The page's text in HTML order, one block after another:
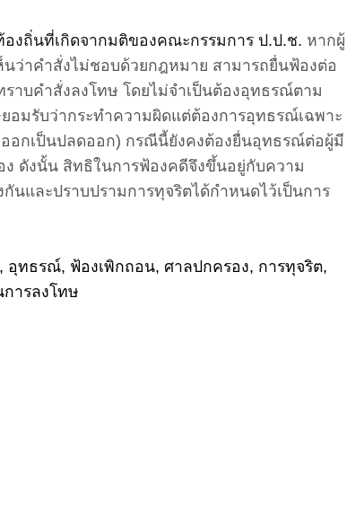
งถิ่นที่เกิดจากมติของคณะกรรมการ ป.ป.ช. หากผู้
ว่าคำสั่งไม่ชอบด้วยกฎหมาย สามารถยื่นฟ้องต่อ
าบคำสั่งลงโทษ โดยไม่จำเป็นต้องอุทธรณ์ตาม
อมรับว่ากระทำความผิดแต่ต้องการอุทธรณ์เฉพาะ
อกเป็นปลดออก) กรณีนี้ยังคงต้องยื่นอุทธรณ์ต่อผู้มี
ดังนั้น สิทธิในการฟ้องคดีจึงขึ้นอยู่กับความ
นและปราบปรามการทุจริตได้กำหนดไว้เป็นการ
อุทธรณ์, ฟ้องเพิกถอน, ศาลปกครอง, การทุจริต,
ารลงโทษ